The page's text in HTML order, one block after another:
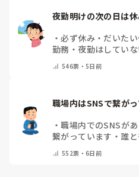
夜勤明けの次の日は
・必ず休み・ だいた
勤務 ・ 夜勤はしてい
546票・5日前
職場内はSNSで繋が
・職場内でのSNSが
繋がっています ・ 誰
552票・ 6日前